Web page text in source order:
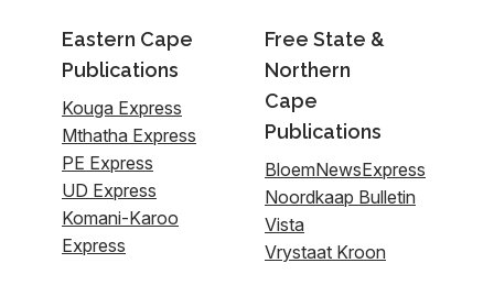
Eastern Cape
Publications
Kouga Express
Mthatha Express
PE Express
UD Express
Komani-Karoo
Express
Free State &
Northern
Cape
Publications
BloemNewsExpress
Noordkaap Bulletin
Vista
Vrystaat Kroon